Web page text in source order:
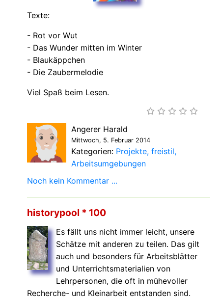
Texte:
- Rot vor Wut
- Das Wunder mitten im Winter
- Blaukäppchen
- Die Zaubermelodie
Viel Spaß beim Lesen.
Angerer Harald
Mittwoch, 5. Februar 2014
Kategorien: Projekte freistil
Arbeitsumgebungen
Noch kein Kommentar ...
historypool * 100
Es fällt uns nicht immer leicht, unsere
Schätze mit anderen zu teilen. Das gilt
auch und besonders für Arbeitsblätter
und Unterrichtsmaterialien von
Lehrpersonen, die oft in mühevoller
Recherche- und Kleinarbeit entstanden sind.